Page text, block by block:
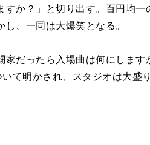
か？」と切り出す。百円均
、一同は大爆笑となる。
だったら入場曲は何にしま
て明かされ、スタジオは大盛